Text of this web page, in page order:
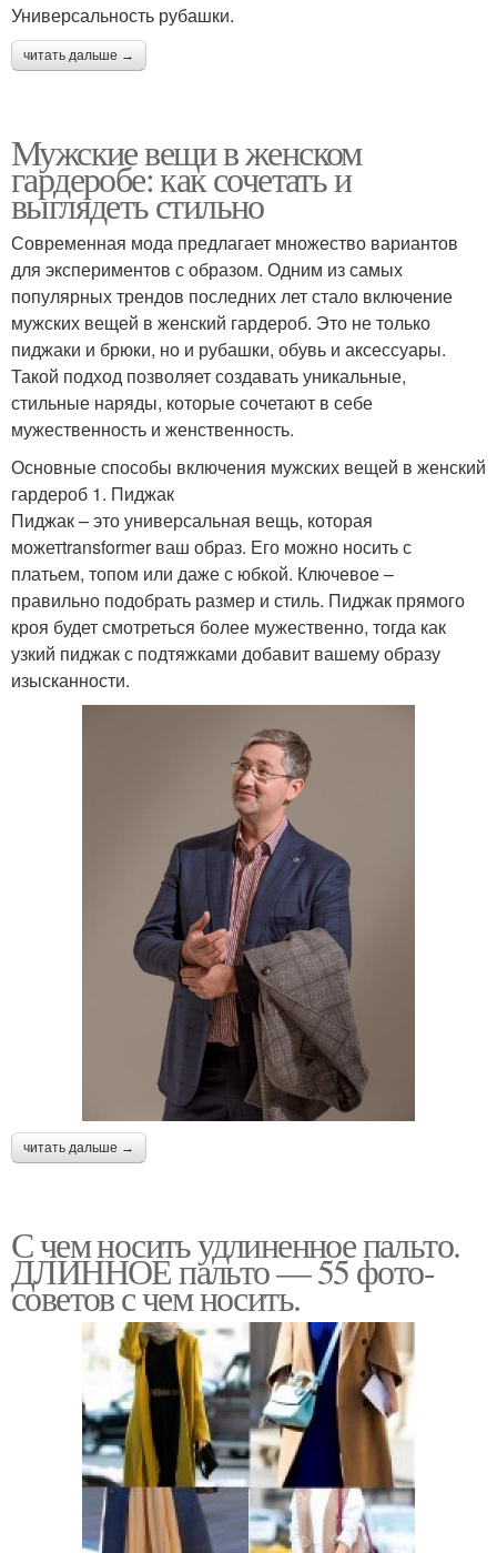
Универсальность рубашки.
читать дальше →
Мужские вещи в женском
гардеробе: как сочетать и
выглядеть стильно
Современная мода предлагает множество вариантов
для экспериментов с образом. Одним из самых
популярных трендов последних лет стало включение
мужских вещей в женский гардероб. Это не только
пиджаки и брюки, но и рубашки, обувь и аксессуары.
Такой подход позволяет создавать уникальные,
стильные наряды, которые сочетают в себе
мужественность и женственность.
Основные способы включения мужских вещей в женский
гардероб 1. Пиджак
Пиджак – это универсальная вещь, которая
можетtransformer ваш образ. Его можно носить с
платьем, топом или даже с юбкой. Ключевое –
правильно подобрать размер и стиль. Пиджак прямого
кроя будет смотреться более мужественно, тогда как
узкий пиджак с подтяжками добавит вашему образу
изысканности.
читать дальше →
С чем носить удлиненное пальто.
ДЛИННОЕ пальто — 55 фото-
советов с чем носить.